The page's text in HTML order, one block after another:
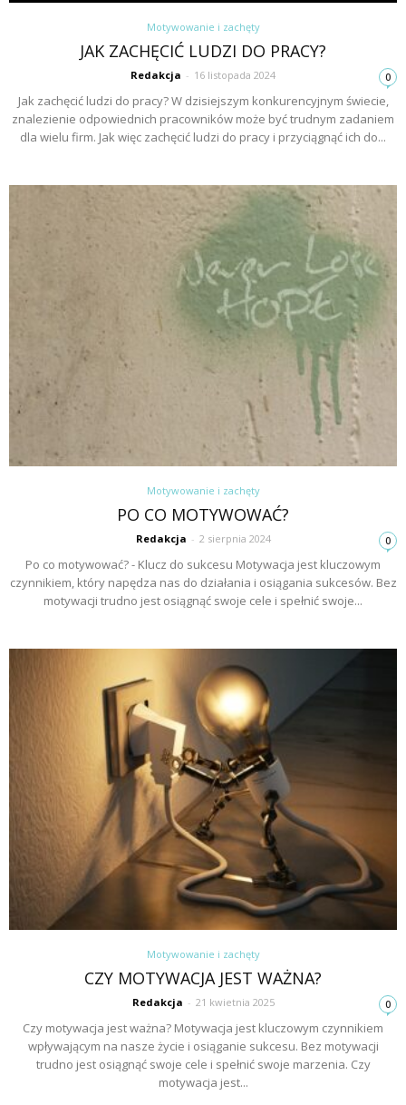
Motywowanie i zachęty
JAK ZACHĘCIĆ LUDZI DO PRACY?
Redakcja - 16 listopada 2024 0
Jak zachęcić ludzi do pracy? W dzisiejszym konkurencyjnym świecie,
znalezienie odpowiednich pracowników może być trudnym zadaniem
dla wielu firm. Jak więc zachęcić ludzi do pracy i przyciągnąć ich do...
Motywowanie i zachęty
PO CO MOTYWOWAĆ?
Redakcja - 2 sierpnia 2024 0
Po co motywować? - Klucz do sukcesu Motywacja jest kluczowym
czynnikiem, który napędza nas do działania i osiągania sukcesów. Bez
motywacji trudno jest osiągnąć swoje cele i spełnić swoje...
Motywowanie i zachęty
CZY MOTYWACJA JEST WAŻNA?
Redakcja - 21 kwietnia 2025 0
Czy motywacja jest ważna? Motywacja jest kluczowym czynnikiem
wpływającym na nasze życie i osiąganie sukcesu. Bez motywacji
trudno jest osiągnąć swoje cele i spełnić swoje marzenia. Czy
motywacja jest...